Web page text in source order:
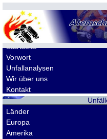
Startseite
Vorwort
Unfallanalysen
Wir über uns
Kontakt
Länder
Europa
Amerika